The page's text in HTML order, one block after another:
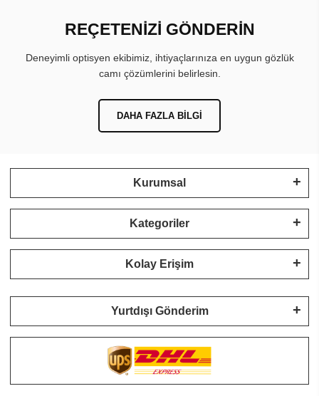
REÇETENİZİ GÖNDERİN
Deneyimli optisyen ekibimiz, ihtiyaçlarınıza en uygun gözlük
camı çözümlerini belirlesin.
DAHA FAZLA BILGI
Kurumsal
Kategoriler
Kolay Erişim
Yurtdışı Gönderim